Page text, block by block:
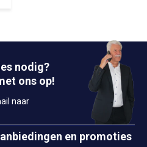
nodig?
ons op!
naar
en promoties